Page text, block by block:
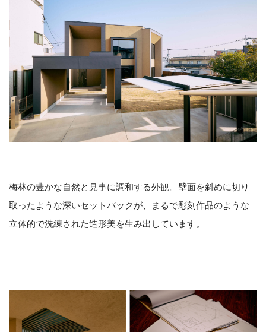
梅林の豊かな自然と見事に調和する外観。壁面を斜めに切り
取ったような深いセットバックが、まるで彫刻作品のような
立体的で洗練された造形美を生み出しています。